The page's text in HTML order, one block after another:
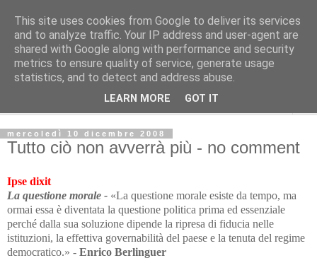
Avvenire dei lavoratori
POLITICA
mercoledì 10 dicembre 2008
Tutto ciò non avverrà più - no comment
Ipse dixit
La questione morale - «La questione morale esiste da tempo, ma
ormai essa è diventata la questione politica prima ed essenziale
perché dalla sua soluzione dipende la ripresa di fiducia nelle
istituzioni, la effettiva governabilità del paese e la tenuta del regime
democratico.» - Enrico Berlinguer
This site uses cookies from Google to deliver its services
and to analyze traffic. Your IP address and user-agent are
shared with Google along with performance and security
metrics to ensure quality of service, generate usage
statistics, and to detect and address abuse.
LEARN MORE GOT IT